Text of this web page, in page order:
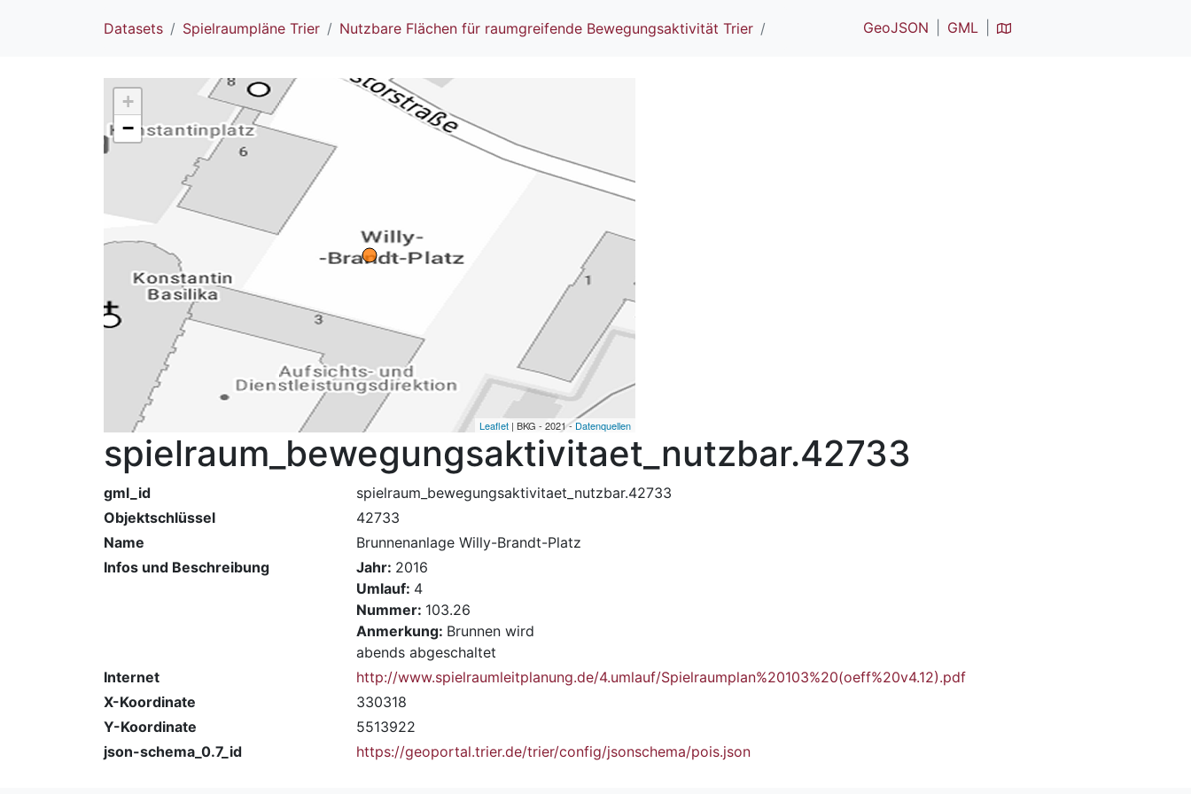
Datasets Spielraumpläne Trier Nutzbare Flächen für raumgreifende Bewegungsaktivität Trier GeoJSON GML
+
−
Leaflet | BKG - 2021 -Datenquellen
spielraum_bewegungsaktivitaet_nutzbar.42733
gml_id
spielraum_bewegungsaktivitaet_nutzbar.42733
Objektschlüssel
42733
Name
Brunnenanlage Willy-Brandt-Platz
Infos und Beschreibung
Jahr: 2016
Umlauf: 4
Nummer: 103.26
Anmerkung: Brunnen wird
abends abgeschaltet
Internet
http://www.spielraumleitplanung.de/4.umlauf/Spielraumplan%20103%20(oeff%20v4.12).pdf
X-Koordinate
330318
Y-Koordinate
5513922
json-schema_0.7_id
https://geoportal.trier.de/trier/config/jsonschema/pois.json